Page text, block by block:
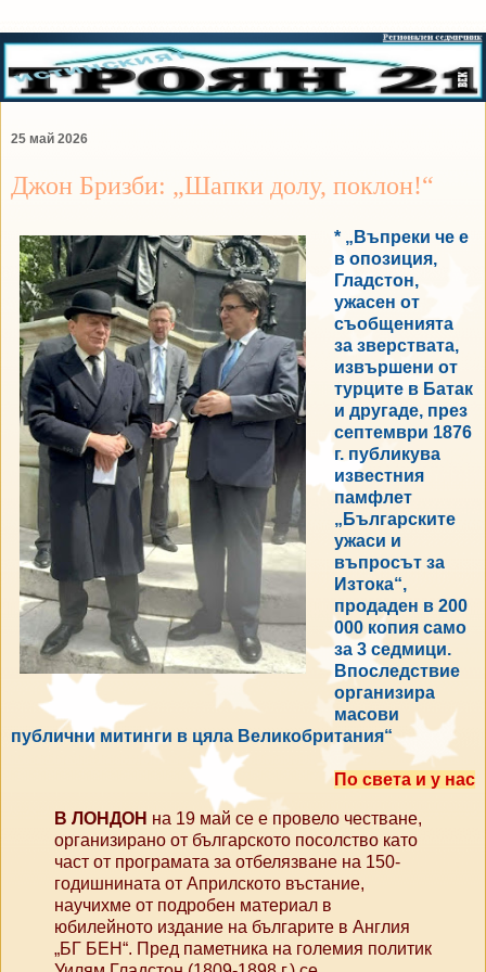
25 май 2026
Джон Бризби: „Шапки долу, поклон!“
* „Въпреки че е
в опозиция,
Гладстон,
ужасен от
съобщенията
за зверствата,
извършени от
турците в Батак
и другаде, през
септември 1876
г. публикува
известния
памфлет
„Българските
ужаси и
въпросът за
Изтока“,
продаден в 200
000 копия само
за 3 седмици.
Впоследствие
организира
масови
публични митинги в цяла Великобритания“
По света и у нас
В ЛОНДОН на 19 май се е провело честване,
организирано от българското посолство като
част от програмата за отбелязване на 150-
годишнината от Априлското въстание,
научихме от подробен материал в
юбилейното издание на българите в Англия
„БГ БЕН“. Пред паметника на големия политик